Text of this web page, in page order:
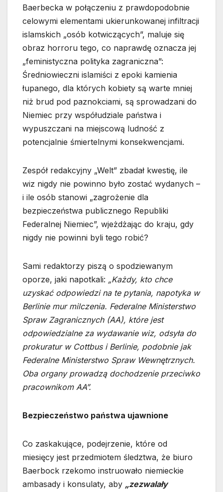
Baerbecka w połączeniu z prawdopodobnie
celowymi elementami ukierunkowanej infiltracji
islamskich „osób kotwiczących”, maluje się
obraz horroru tego, co naprawdę oznacza jej
„feministyczna polityka zagraniczna”:
Średniowieczni islamiści z epoki kamienia
łupanego, dla których kobiety są warte mniej
niż brud pod paznokciami, są sprowadzani do
Niemiec przy współudziale państwa i
wypuszczani na miejscową ludność z
potencjalnie śmiertelnymi konsekwencjami.
Zespół redakcyjny „Welt” zbadał kwestię, ile
wiz nigdy nie powinno było zostać wydanych –
i ile osób stanowi „zagrożenie dla
bezpieczeństwa publicznego Republiki
Federalnej Niemiec”, wjeżdżając do kraju, gdy
nigdy nie powinni byli tego robić?
Sami redaktorzy piszą o spodziewanym
oporze, jaki napotkali: „Każdy, kto chce
uzyskać odpowiedzi na te pytania, napotyka w
Berlinie mur milczenia. Federalne Ministerstwo
Spraw Zagranicznych (AA), które jest
odpowiedzialne za wydawanie wiz, odsyła do
prokuratur w Cottbus i Berlinie, podobnie jak
Federalne Ministerstwo Spraw Wewnętrznych.
Oba organy prowadzą dochodzenie przeciwko
pracownikom AA”.
Bezpieczeństwo państwa ujawnione
Co zaskakujące, podejrzenie, które od
miesięcy jest przedmiotem śledztwa, że biuro
Baerbock rzekomo instruowało niemieckie
ambasady i konsulaty, aby „zezwalały